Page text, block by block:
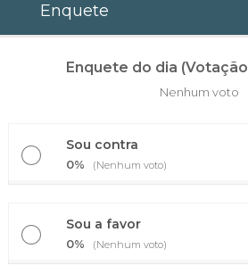
Enquete
Enquete do dia
Nenhum voto
Sou contra
0% (Nenhum voto)
Sou a favor
0% (Nenhum voto)